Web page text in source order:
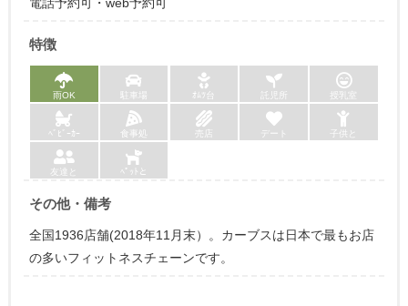
特徴
雨OK 駐車場 ｵﾑﾂ台 託児所 授乳室
ﾍﾞﾋﾞｰｶｰ 食事処 売店 デート 子供と
友達と ﾍﾟｯﾄと
その他・備考
全国1936店舗(2018年11月末）。カーブスは日本で最もお店
の多いフィットネスチェーンです。